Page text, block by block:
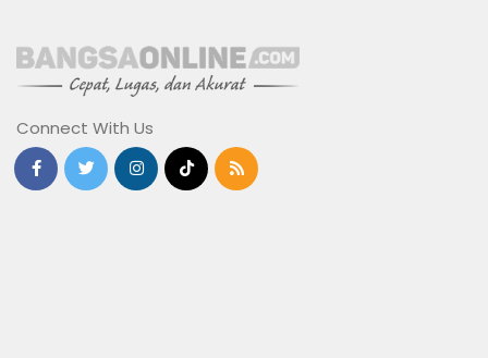
Connect With Us